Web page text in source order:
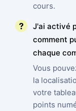
cours.
J'ai activé
comment
chaque
Vous
la
votre
points